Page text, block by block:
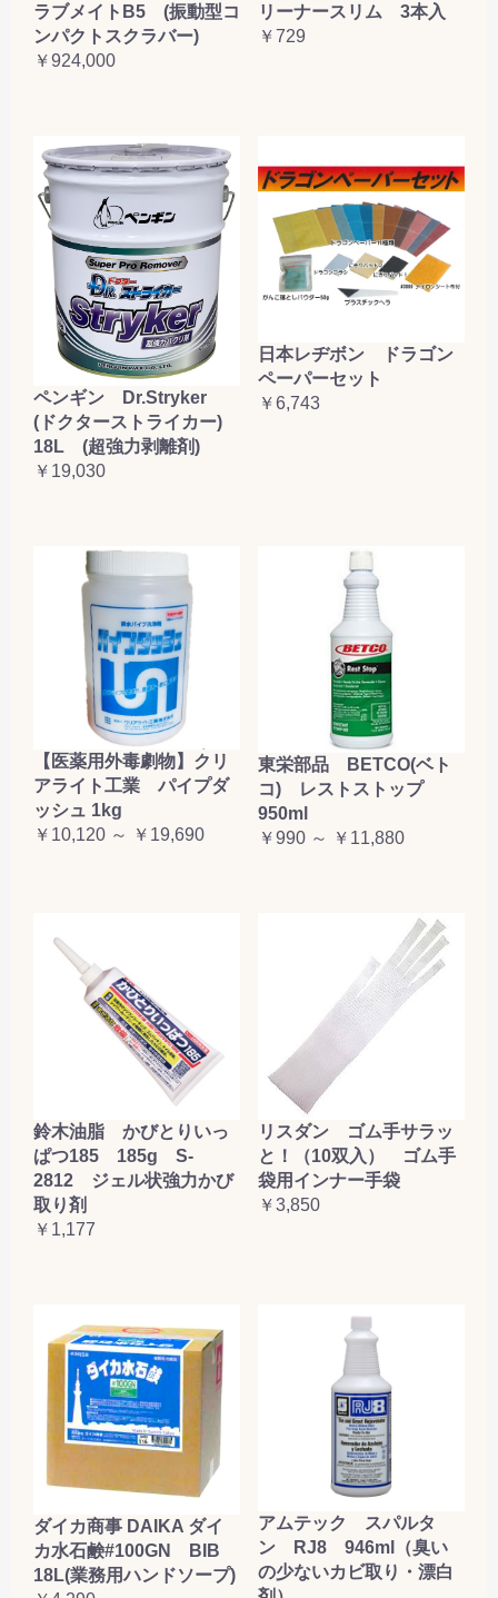
ラブメイトB5 (振動型コ
ンパクトスクラバー)
￥924,000
リーナースリム 3本入
￥729
ペンギン Dr.Stryker
(ドクターストライカー)
18L (超強力剥離剤)
￥19,030
日本レヂボン ドラゴン
ペーパーセット
￥6,743
【医薬用外毒劇物】クリ
アライト工業 パイプダ
ッシュ 1kg
￥10,120 ～ ￥19,690
東栄部品 BETCO(ベト
コ) レストストップ
950ml
￥990 ～ ￥11,880
鈴木油脂 かびとりいっ
ぱつ185 185g S-
2812 ジェル状強力かび
取り剤
￥1,177
リスダン ゴム手サラッ
と！（10双入） ゴム手
袋用インナー手袋
￥3,850
ダイカ商事 DAIKA ダイ
カ水石鹸#100GN BIB
18L(業務用ハンドソープ)
アムテック スパルタ
ン RJ8 946ml（臭い
の少ないカビ取り・漂白